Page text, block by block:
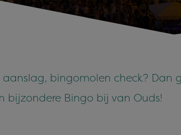
bingomolen check? Dan
bijzondere Bingo bij van Ouds!